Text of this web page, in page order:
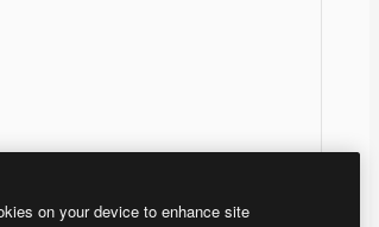
on your device to enhance site